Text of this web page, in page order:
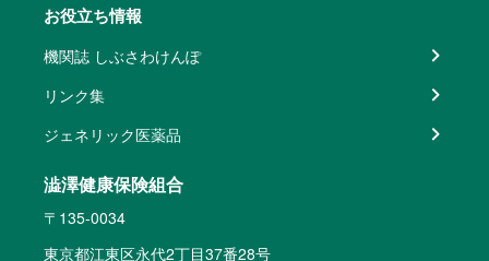
お役立ち情報
機関誌 しぶさわけんぽ
リンク集
ジェネリック医薬品
澁澤健康保険組合
〒135-0034
東京都江東区永代2丁目37番28号